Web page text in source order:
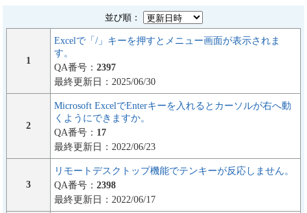
並び順：
1
Excelで「/」キーを押すとメニュー画面が表示されま
す。
QA番号： 2397
最終更新日：2025/06/30
2
Microsoft ExcelでEnterキーを入れるとカーソルが右へ動
くようにできますか。
QA番号： 17
最終更新日：2022/06/23
3
リモートデスクトップ機能でテンキーが反応しません。
QA番号： 2398
最終更新日：2022/06/17